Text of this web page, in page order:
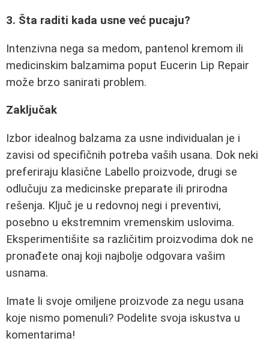
3. Šta raditi kada usne već pucaju?
Intenzivna nega sa medom, pantenol kremom ili
medicinskim balzamima poput Eucerin Lip Repair
može brzo sanirati problem.
Zaključak
Izbor idealnog balzama za usne individualan je i
zavisi od specifičnih potreba vaših usana. Dok neki
preferiraju klasične Labello proizvode, drugi se
odlučuju za medicinske preparate ili prirodna
rešenja. Ključ je u redovnoj negi i preventivi,
posebno u ekstremnim vremenskim uslovima.
Eksperimentišite sa različitim proizvodima dok ne
pronađete onaj koji najbolje odgovara vašim
usnama.
Imate li svoje omiljene proizvode za negu usana
koje nismo pomenuli? Podelite svoja iskustva u
komentarima!